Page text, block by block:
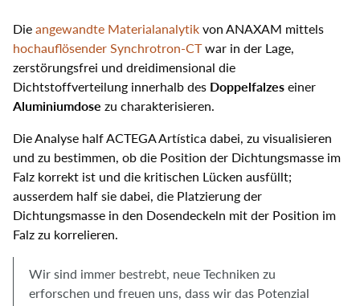
Dieangewandte Materialanalytikvon ANAXAM mittels
hochauflösender Synchrotron-CTwar in der Lage,
zerstörungsfrei und dreidimensional die
Dichtstoffverteilung innerhalb des Doppelfalzeseiner
Aluminiumdose zu charakterisieren.
Die Analyse half ACTEGA Artística dabei, zu visualisieren
und zu bestimmen, ob die Position der Dichtungsmasse im
Falz korrekt ist und die kritischen Lücken ausfüllt;
ausserdem half sie dabei, die Platzierung der
Dichtungsmasse in den Dosendeckeln mit der Position im
Falz zu korrelieren.
Wir sind immer bestrebt, neue Techniken zu
erforschen und freuen uns, dass wir das Potenzial